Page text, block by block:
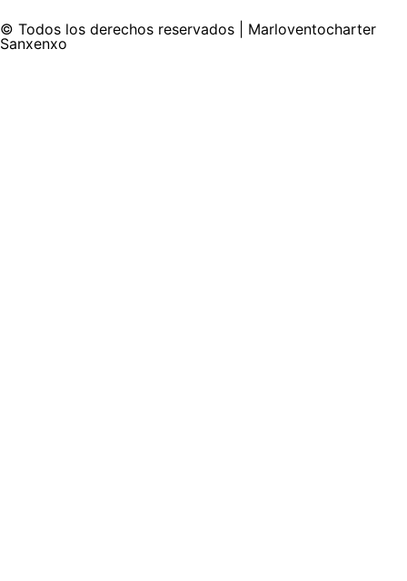
© Todos los derechos reservados | Marloventocharter
Sanxenxo